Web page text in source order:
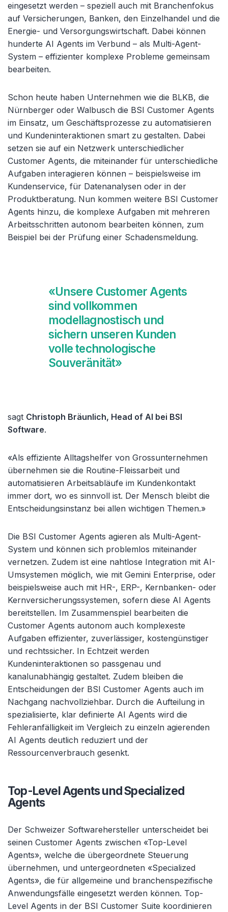
eingesetzt werden – speziell auch mit Branchenfokus
auf Versicherungen, Banken, den Einzelhandel und die
Energie- und Versorgungswirtschaft. Dabei können
hunderte AI Agents im Verbund – als Multi-Agent-
System – effizienter komplexe Probleme gemeinsam
bearbeiten.
Schon heute haben Unternehmen wie die BLKB, die
Nürnberger oder Walbusch die BSI Customer Agents
im Einsatz, um Geschäftsprozesse zu automatisieren
und Kundeninteraktionen smart zu gestalten. Dabei
setzen sie auf ein Netzwerk unterschiedlicher
Customer Agents, die miteinander für unterschiedliche
Aufgaben interagieren können – beispielsweise im
Kundenservice, für Datenanalysen oder in der
Produktberatung. Nun kommen weitere BSI Customer
Agents hinzu, die komplexe Aufgaben mit mehreren
Arbeitsschritten autonom bearbeiten können, zum
Beispiel bei der Prüfung einer Schadensmeldung.
«Unsere Customer Agents
sind vollkommen
modellagnostisch und
sichern unseren Kunden
volle technologische
Souveränität»
sagt Christoph Bräunlich, Head of AI bei BSI
Software.
«Als effiziente Alltagshelfer von Grossunternehmen
übernehmen sie die Routine-Fleissarbeit und
automatisieren Arbeitsabläufe im Kundenkontakt
immer dort, wo es sinnvoll ist. Der Mensch bleibt die
Entscheidungsinstanz bei allen wichtigen Themen.»
Die BSI Customer Agents agieren als Multi-Agent-
System und können sich problemlos miteinander
vernetzen. Zudem ist eine nahtlose Integration mit AI-
Umsystemen möglich, wie mit Gemini Enterprise, oder
beispielsweise auch mit HR-, ERP-, Kernbanken- oder
Kernversicherungssystemen, sofern diese AI Agents
bereitstellen. Im Zusammenspiel bearbeiten die
Customer Agents autonom auch komplexeste
Aufgaben effizienter, zuverlässiger, kostengünstiger
und rechtssicher. In Echtzeit werden
Kundeninteraktionen so passgenau und
kanalunabhängig gestaltet. Zudem bleiben die
Entscheidungen der BSI Customer Agents auch im
Nachgang nachvollziehbar. Durch die Aufteilung in
spezialisierte, klar definierte AI Agents wird die
Fehleranfälligkeit im Vergleich zu einzeln agierenden
AI Agents deutlich reduziert und der
Ressourcenverbrauch gesenkt.
Top-Level Agents und Specialized
Agents
Der Schweizer Softwarehersteller unterscheidet bei
seinen Customer Agents zwischen «Top-Level
Agents», welche die übergeordnete Steuerung
übernehmen, und untergeordneten «Specialized
Agents», die für allgemeine und branchenspezifische
Anwendungsfälle eingesetzt werden können. Top-
Level Agents in der BSI Customer Suite koordinieren